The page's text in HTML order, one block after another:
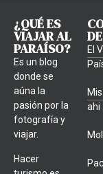
¿QUÉ ES
VIAJAR AL
PARAÍSO?
Es un blog
donde se
aúna la
pasión por la
fotografía y
viajar.
Hacer
El
ahi